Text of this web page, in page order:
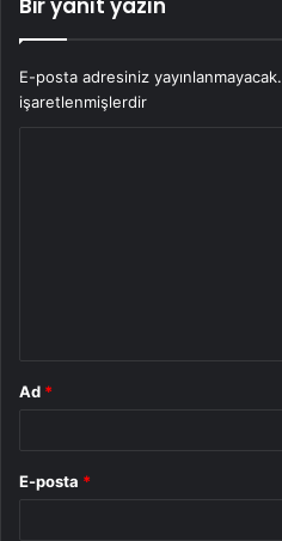
Bir yanıt yazın
E-posta adresiniz yayınlanmayacak.
işaretlenmişlerdir
Ad *
E-posta *